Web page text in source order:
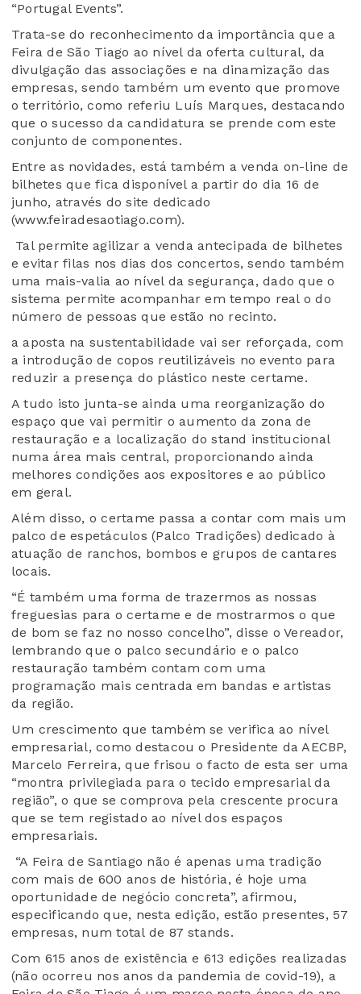
“Portugal Events”.
Trata-se do reconhecimento da importância que a
Feira de São Tiago ao nível da oferta cultural, da
divulgação das associações e na dinamização das
empresas, sendo também um evento que promove
o território, como referiu Luís Marques, destacando
que o sucesso da candidatura se prende com este
conjunto de componentes.
Entre as novidades, está também a venda on-line de
bilhetes que fica disponível a partir do dia 16 de
junho, através do site dedicado
(www.feiradesaotiago.com).
Tal permite agilizar a venda antecipada de bilhetes
e evitar filas nos dias dos concertos, sendo também
uma mais-valia ao nível da segurança, dado que o
sistema permite acompanhar em tempo real o do
número de pessoas que estão no recinto.
a aposta na sustentabilidade vai ser reforçada, com
a introdução de copos reutilizáveis no evento para
reduzir a presença do plástico neste certame.
A tudo isto junta-se ainda uma reorganização do
espaço que vai permitir o aumento da zona de
restauração e a localização do stand institucional
numa área mais central, proporcionando ainda
melhores condições aos expositores e ao público
em geral.
Além disso, o certame passa a contar com mais um
palco de espetáculos (Palco Tradições) dedicado à
atuação de ranchos, bombos e grupos de cantares
locais.
“É também uma forma de trazermos as nossas
freguesias para o certame e de mostrarmos o que
de bom se faz no nosso concelho”, disse o Vereador,
lembrando que o palco secundário e o palco
restauração também contam com uma
programação mais centrada em bandas e artistas
da região.
Um crescimento que também se verifica ao nível
empresarial, como destacou o Presidente da AECBP,
Marcelo Ferreira, que frisou o facto de esta ser uma
“montra privilegiada para o tecido empresarial da
região”, o que se comprova pela crescente procura
que se tem registado ao nível dos espaços
empresariais.
“A Feira de Santiago não é apenas uma tradição
com mais de 600 anos de história, é hoje uma
oportunidade de negócio concreta”, afirmou,
especificando que, nesta edição, estão presentes, 57
empresas, num total de 87 stands.
Com 615 anos de existência e 613 edições realizadas
(não ocorreu nos anos da pandemia de covid-19), a